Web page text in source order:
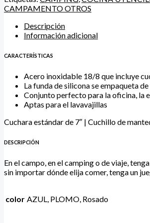
CAMPAMENTO OTROS
Descripción
Información adicional
CARACTERÍSTICAS
Acero inoxidable 18/8 que incluye
La funda de silicona se empaqueta
Conjunto perfecto para la oficina, la
Aptas para el lavavajillas
Cuchara estándar de 7″ | Cuchillo de
DESCRIPCIÓN
En el campo, en el camping o de viaje,
sin importar dónde elija comer, tenga un
color AZUL, PLOMO, Rosado